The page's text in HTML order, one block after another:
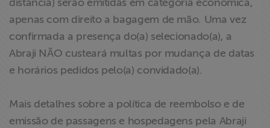
distância) serão emitidas em categoria econômica,
apenas com direito a bagagem de mão. Uma vez
confirmada a presença do(a) selecionado(a), a
Abraji NÃO custeará multas por mudança de datas
e horários pedidos pelo(a) convidado(a).
Mais detalhes sobre a política de reembolso e de
emissão de passagens e hospedagens pela Abraji